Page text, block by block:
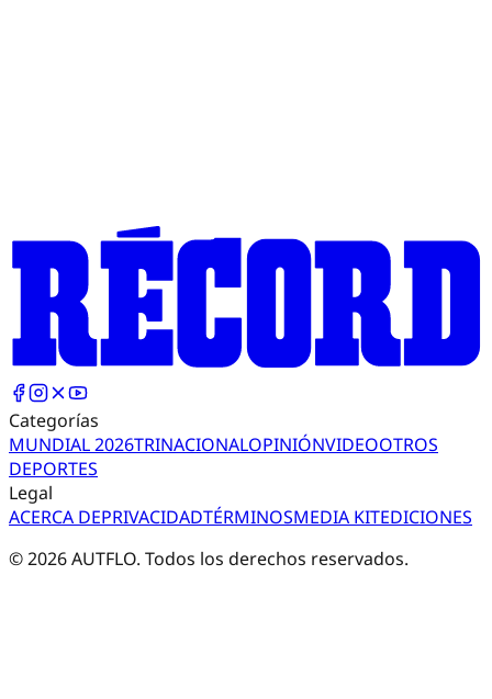
Categorías
MUNDIAL 2026TRINACIONALOPINIÓNVIDEOOTROS
DEPORTES
Legal
ACERCA DEPRIVACIDADTÉRMINOSMEDIA KITEDICIONES
©2026AUTFLO. Todos los derechos reservados.